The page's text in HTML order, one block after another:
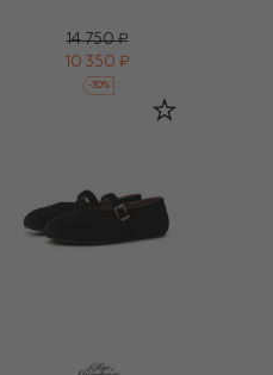
14 750 ₽
10 350 ₽
-30%